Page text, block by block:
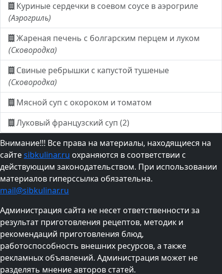
Куриные сердечки в соевом соусе в аэрогриле
(Аэрогриль)
Жареная печень с болгарским перцем и луком
(Сковородка)
Свиные ребрышки с капустой тушеные
(Сковородка)
Мясной суп с окороком и томатом
Луковый французский суп (2)
Внимание!!! Все права на материалы, находящиеся на
сайтеsibkulinar.ru охраняются в соответствии с
действующим законодательством. При использовании
материалов гиперссылка обязательна.
mail@sibkulinar.ru
Администрация сайта не несет ответственности за
результат приготовления рецептов, методик и
рекомендаций приготовления блюд,
работоспособность внешних ресурсов, а также
рекламных объявлений. Администрация может не
разделять мнение авторов статей.